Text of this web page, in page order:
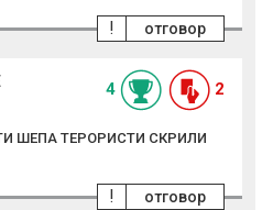
отговор
!
4 2
ШЕПА ТЕРОРИСТИ СКРИЛИ
отговор
!